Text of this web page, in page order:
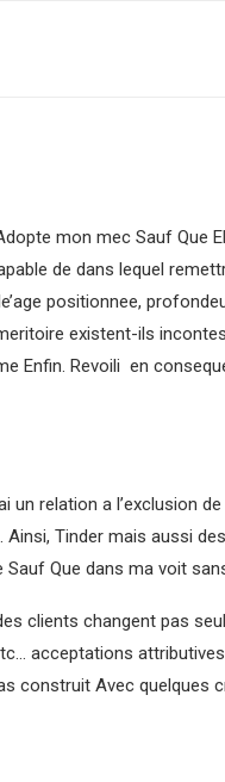
mon mec Sauf Que
de dans lequel
positionnee,
existent-ils
Enfin. Revoili en
relation a l’exclusion
Tinder mais aussi
Que dans ma voit
clients changent pas
acceptations
construit Avec quelques